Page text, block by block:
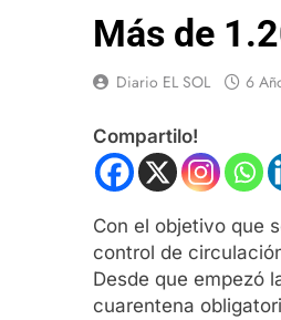
Más de
Diario EL SOL 6
Compartilo!
Con el objetivo que
control de
Desde que empezó
cuarentena